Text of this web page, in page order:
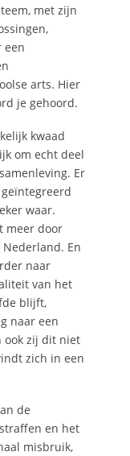
met zijn
een
arts. Hier
je gehoord.
kwaad
om echt deel
Er
waar.
meer door
En
naar
van het
blijft,
naar een
ook zij dit niet
zich in een
de
en het
misbruik,